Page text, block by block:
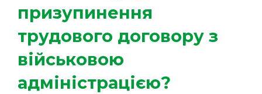
призупинення
трудового договору з
військовою
адміністрацією?